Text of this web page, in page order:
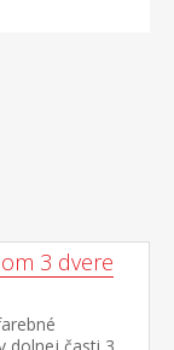
3 dvere